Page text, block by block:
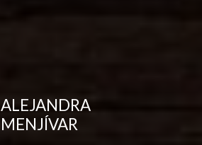
ALEJANDRA
MENJÍVAR